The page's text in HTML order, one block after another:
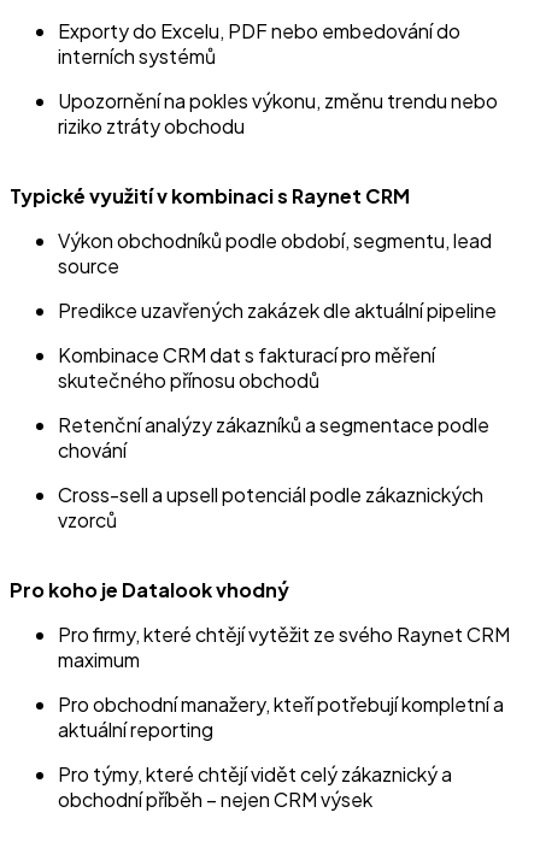
Exporty do Excelu, PDF nebo embedování do
interních systémů
Upozornění na pokles výkonu, změnu trendu nebo
riziko ztráty obchodu
Typické využití v kombinaci s Raynet CRM
Výkon obchodníků podle období, segmentu, lead
source
Predikce uzavřených zakázek dle aktuální pipeline
Kombinace CRM dat s fakturací pro měření
skutečného přínosu obchodů
Retenční analýzy zákazníků a segmentace podle
chování
Cross-sell a upsell potenciál podle zákaznických
vzorců
Pro koho je Datalook vhodný
Pro firmy, které chtějí vytěžit ze svého Raynet CRM
maximum
Pro obchodní manažery, kteří potřebují kompletní a
aktuální reporting
Pro týmy, které chtějí vidět celý zákaznický a
obchodní příběh – nejen CRM výsek